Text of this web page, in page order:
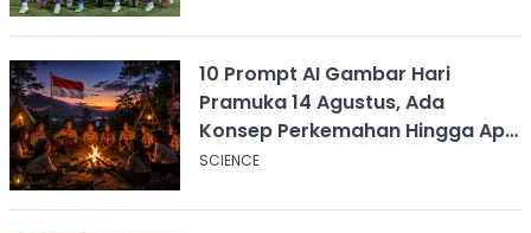
10 Prompt AI Gambar Hari
Pramuka 14 Agustus, Ada
Konsep Perkemahan Hingga Api
Unggun
SCIENCE